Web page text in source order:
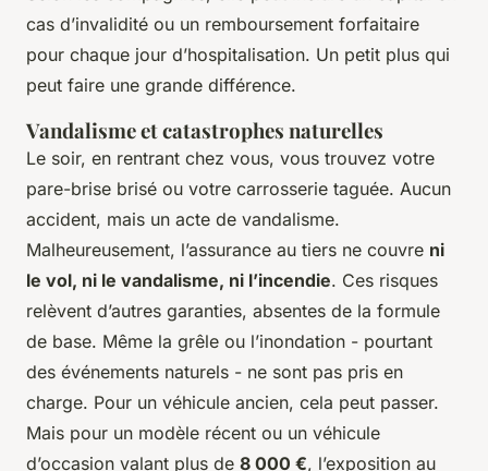
cas d’invalidité ou un remboursement forfaitaire
pour chaque jour d’hospitalisation. Un petit plus qui
peut faire une grande différence.
Vandalisme et catastrophes naturelles
Le soir, en rentrant chez vous, vous trouvez votre
pare-brise brisé ou votre carrosserie taguée. Aucun
accident, mais un acte de vandalisme.
Malheureusement, l’assurance au tiers ne couvre ni
le vol, ni le vandalisme, ni l’incendie. Ces risques
relèvent d’autres garanties, absentes de la formule
de base. Même la grêle ou l’inondation - pourtant
des événements naturels - ne sont pas pris en
charge. Pour un véhicule ancien, cela peut passer.
Mais pour un modèle récent ou un véhicule
d’occasion valant plus de 8 000 €, l’exposition au